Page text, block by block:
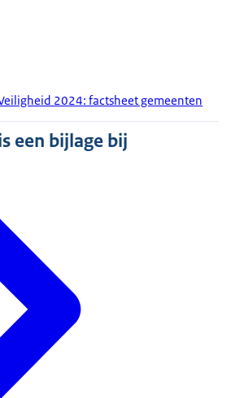
2024: factsheet gemeenten
een bijlage bij